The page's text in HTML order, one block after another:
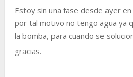
Estoy sin una fase desde ayer
por tal motivo no tengo agua ya
la bomba, para cuando se
gracias.